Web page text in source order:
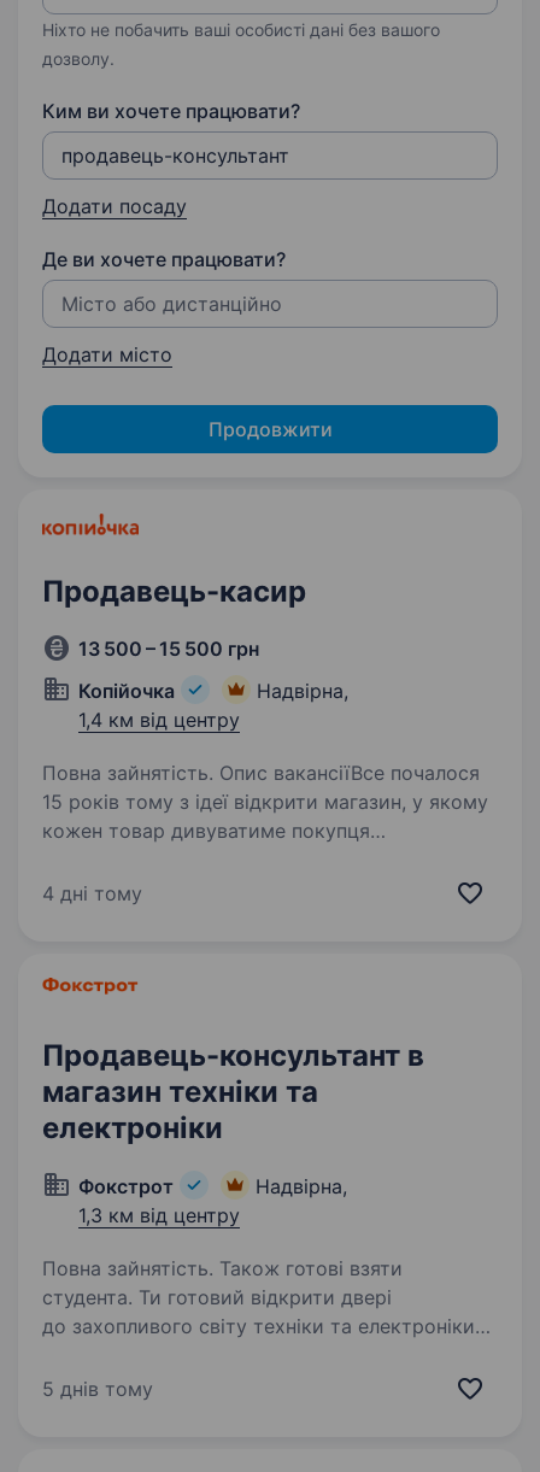
Ніхто не побачить ваші особисті дані без вашого
дозволу.
Ким ви хочете працювати?
Додати посаду
Де ви хочете працювати?
Додати місто
Продовжити
Продавець-касир
13 500 – 15 500 грн
Копійочка
Надвірна,
1,4 км від центру
Повна зайнятість. Опис вакансіїВсе почалося
15 років тому з ідеї відкрити магазин, у якому
кожен товар дивуватиме покупця
«Копійочка» налічує понад 500 магазинів у 16
4 дні тому
Продавець-консультант в
магазин техніки та
електроніки
Фокстрот
Надвірна,
1,3 км від центру
Повна зайнятість. Також готові взяти
студента. Ти готовий відкрити двері
до захопливого світу техніки та електроніки?
справжнім експертом у цьому напрямку? Тоді
5 днів тому